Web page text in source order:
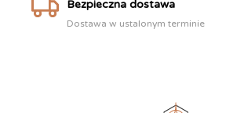
Bezpieczna dostawa
Dostawa w ustalonym terminie